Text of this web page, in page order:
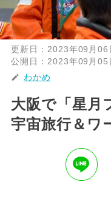
更新日： 2023年09月06
公開日： 2023年09月05
わかめ
大阪で「星
宇宙旅行＆ワ